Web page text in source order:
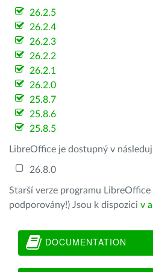
26.2.5
26.2.4
26.2.3
26.2.2
26.2.1
26.2.0
25.8.7
25.8.6
25.8.5
LibreOffice je dostupný v
26.8.0
Starší verze programu LibreOffice
podporovány!) Jsou k dispozici v
DOCUMENTATION